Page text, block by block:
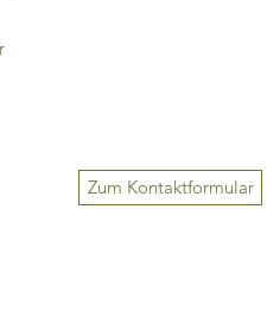
Zum Kontaktformular